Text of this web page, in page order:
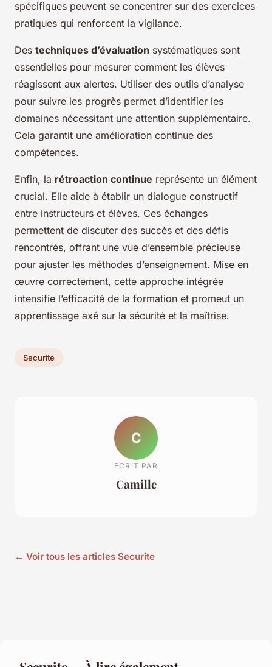
spécifiques peuvent se concentrer sur des exercices
pratiques qui renforcent la vigilance.
Des techniques d’évaluation systématiques sont
essentielles pour mesurer comment les élèves
réagissent aux alertes. Utiliser des outils d’analyse
pour suivre les progrès permet d’identifier les
domaines nécessitant une attention supplémentaire.
Cela garantit une amélioration continue des
compétences.
Enfin, la rétroaction continue représente un élément
crucial. Elle aide à établir un dialogue constructif
entre instructeurs et élèves. Ces échanges
permettent de discuter des succès et des défis
rencontrés, offrant une vue d’ensemble précieuse
pour ajuster les méthodes d’enseignement. Mise en
œuvre correctement, cette approche intégrée
intensifie l’efficacité de la formation et promeut un
apprentissage axé sur la sécurité et la maîtrise.
Securite
C
ECRIT PAR
Camille
← Voir tous les articles Securite